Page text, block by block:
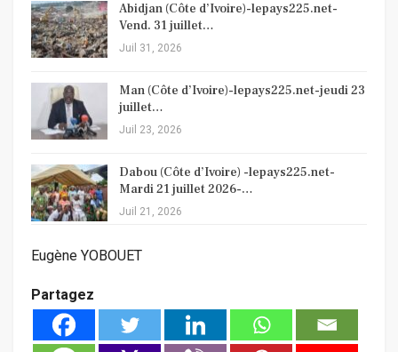
Abidjan (Côte d’Ivoire)-lepays225.net-
Vend. 31 juillet…
Juil 31, 2026
Man (Côte d’Ivoire)-lepays225.net-jeudi 23
juillet…
Juil 23, 2026
Dabou (Côte d’Ivoire) -lepays225.net-
Mardi 21 juillet 2026-…
Juil 21, 2026
Eugène YOBOUET
Partagez